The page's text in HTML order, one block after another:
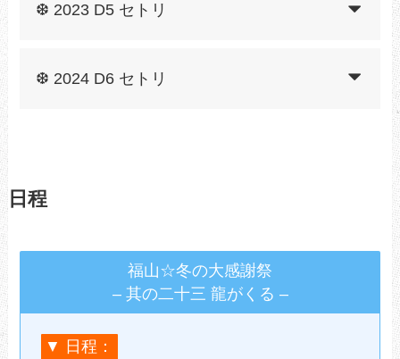
❆ 2023 D5 セトリ
❆ 2024 D6 セトリ
日程
福山☆冬の大感謝祭
– 其の二十三 龍がくる –
▼ 日程：